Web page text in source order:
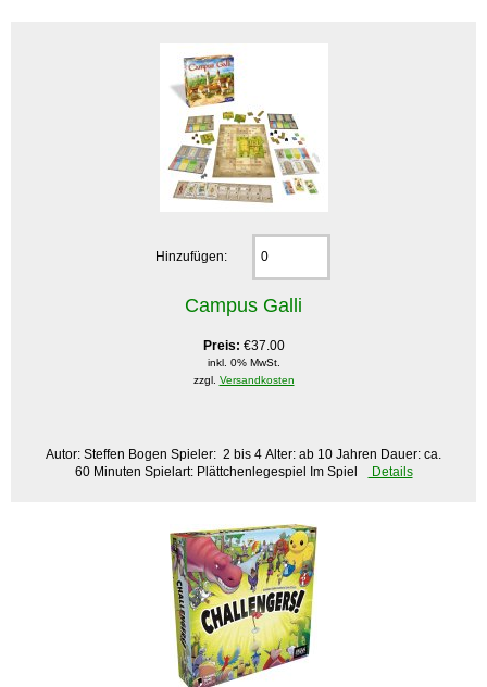
Hinzufügen:
Campus Galli
Preis: €37.00
inkl. 0% MwSt.
zzgl. Versandkosten
Autor: Steffen Bogen Spieler: 2 bis 4 Alter: ab 10 Jahren Dauer: ca.
60 Minuten Spielart: Plättchenlegespiel Im Spiel
Details